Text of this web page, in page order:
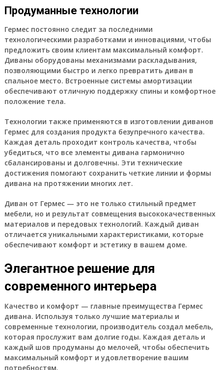
Продуманные технологии
Гермес постоянно следит за последними
технологическими разработками и инновациями, чтобы
предложить своим клиентам максимальный комфорт.
Диваны оборудованы механизмами раскладывания,
позволяющими быстро и легко превратить диван в
спальное место. Встроенные системы амортизации
обеспечивают отличную поддержку спины и комфортное
положение тела.
Технологии также применяются в изготовлении диванов
Гермес для создания продукта безупречного качества.
Каждая деталь проходит контроль качества, чтобы
убедиться, что все элементы дивана гармонично
сбалансированы и долговечны. Эти технические
достижения помогают сохранить четкие линии и формы
дивана на протяжении многих лет.
Диван от Гермес — это не только стильный предмет
мебели, но и результат совмещения высококачественных
материалов и передовых технологий. Каждый диван
отличается уникальными характеристиками, которые
обеспечивают комфорт и эстетику в вашем доме.
Элегантное решение для
современного интерьера
Качество и комфорт — главные преимущества Гермес
дивана. Используя только лучшие материалы и
современные технологии, производитель создал мебель,
которая прослужит вам долгие годы. Каждая деталь и
каждый шов продуманы до мелочей, чтобы обеспечить
максимальный комфорт и удовлетворение вашим
потребностям.